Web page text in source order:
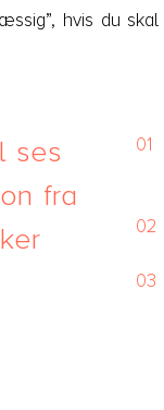
hvis du
ses
fra